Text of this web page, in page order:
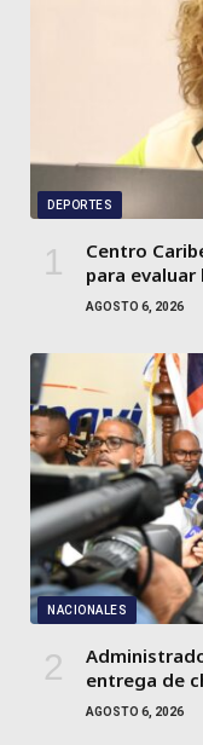
DEPORTES
Centro
para evaluar
AGOSTO 6, 2026
NACIONALES
entrega de
AGOSTO 6, 2026